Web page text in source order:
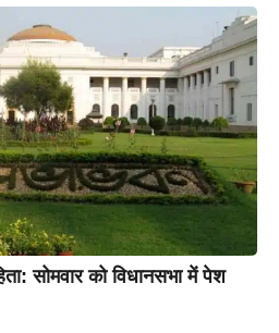
सोमवार को विधानसभा में पेश